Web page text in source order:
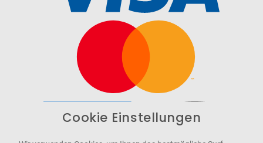
WCAG-2.1-AA
Cookie Einstellungen